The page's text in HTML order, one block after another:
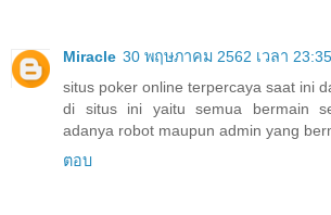
Miracle 30 พฤษภาคม 2562 เวลา 23:35
situs poker online terpercaya saat ini
di situs ini yaitu semua bermain
adanya robot maupun admin yang
ตอบ